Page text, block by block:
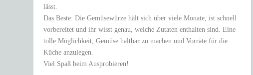
lässt.
Das Beste: Die Gemüsewürze hält sich über viele Monate, ist schnell
vorbereitet und ihr wisst genau, welche Zutaten enthalten sind. Eine
tolle Möglichkeit, Gemüse haltbar zu machen und Vorräte für die
Küche anzulegen.
Viel Spaß beim Ausprobieren!